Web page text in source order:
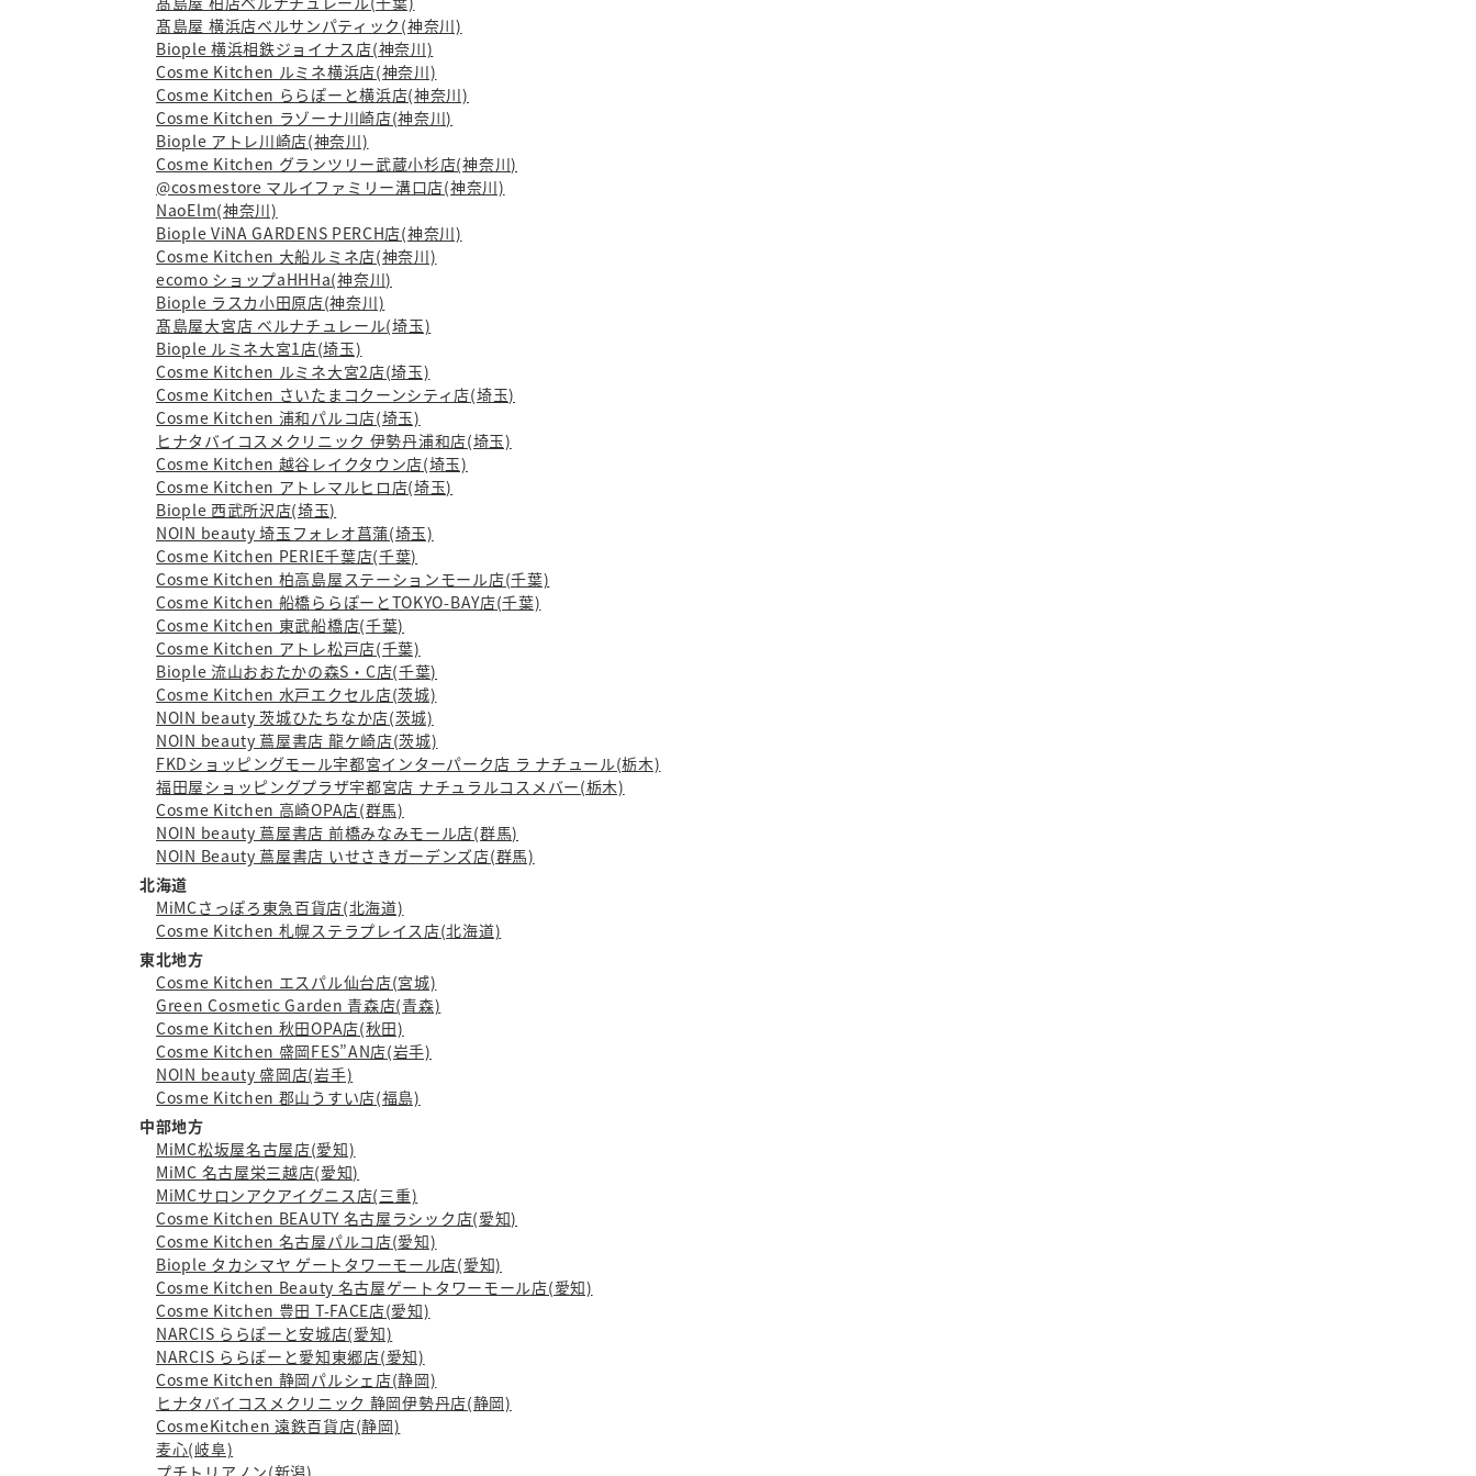
髙島屋 横浜店ベルサンパティック(神奈川)
Biople 横浜相鉄ジョイナス店(神奈川)
Cosme Kitchen ルミネ横浜店(神奈川)
Cosme Kitchen ららぽーと横浜店(神奈川)
Cosme Kitchen ラゾーナ川崎店(神奈川)
Biople アトレ川崎店(神奈川)
Cosme Kitchen グランツリー武蔵小杉店(神奈川)
@cosmestore マルイファミリー溝口店(神奈川)
NaoElm(神奈川)
Biople ViNA GARDENS PERCH店(神奈川)
Cosme Kitchen 大船ルミネ店(神奈川)
ecomo ショップaHHHa(神奈川)
Biople ラスカ小田原店(神奈川)
髙島屋大宮店 ベルナチュレール(埼玉)
Biople ルミネ大宮1店(埼玉)
Cosme Kitchen ルミネ大宮2店(埼玉)
Cosme Kitchen さいたまコクーンシティ店(埼玉)
Cosme Kitchen 浦和パルコ店(埼玉)
ヒナタバイコスメクリニック 伊勢丹浦和店(埼玉)
Cosme Kitchen 越谷レイクタウン店(埼玉)
Cosme Kitchen アトレマルヒロ店(埼玉)
Biople 西武所沢店(埼玉)
NOIN beauty 埼玉フォレオ菖蒲(埼玉)
Cosme Kitchen PERIE千葉店(千葉)
Cosme Kitchen 柏高島屋ステーションモール店(千葉)
Cosme Kitchen 船橋ららぽーとTOKYO-BAY店(千葉)
Cosme Kitchen 東武船橋店(千葉)
Cosme Kitchen アトレ松戸店(千葉)
Biople 流山おおたかの森S・C店(千葉)
Cosme Kitchen 水戸エクセル店(茨城)
NOIN beauty 茨城ひたちなか店(茨城)
NOIN beauty 蔦屋書店 龍ケ崎店(茨城)
FKDショッピングモール宇都宮インターパーク店 ラ ナチュール(栃木)
福田屋ショッピングプラザ宇都宮店 ナチュラルコスメバー(栃木)
Cosme Kitchen 高崎OPA店(群馬)
NOIN beauty 蔦屋書店 前橋みなみモール店(群馬)
NOIN Beauty 蔦屋書店 いせさきガーデンズ店(群馬)
北海道
MiMCさっぽろ東急百貨店(北海道)
Cosme Kitchen 札幌ステラプレイス店(北海道)
東北地方
Cosme Kitchen エスパル仙台店(宮城)
Green Cosmetic Garden 青森店(青森)
Cosme Kitchen 秋田OPA店(秋田)
Cosme Kitchen 盛岡FES”AN店(岩手)
NOIN beauty 盛岡店(岩手)
Cosme Kitchen 郡山うすい店(福島)
中部地方
MiMC松坂屋名古屋店(愛知)
MiMC 名古屋栄三越店(愛知)
MiMCサロンアクアイグニス店(三重)
Cosme Kitchen BEAUTY 名古屋ラシック店(愛知)
Cosme Kitchen 名古屋パルコ店(愛知)
Biople タカシマヤ ゲートタワーモール店(愛知)
Cosme Kitchen Beauty 名古屋ゲートタワーモール店(愛知)
Cosme Kitchen 豊田 T-FACE店(愛知)
NARCIS ららぽーと安城店(愛知)
NARCIS ららぽーと愛知東郷店(愛知)
Cosme Kitchen 静岡パルシェ店(静岡)
ヒナタバイコスメクリニック 静岡伊勢丹店(静岡)
CosmeKitchen 遠鉄百貨店(静岡)
麦心(岐阜)
プチトリアノン(新潟)